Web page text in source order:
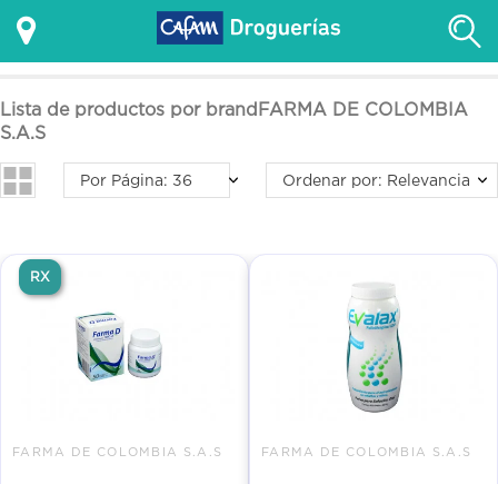
Lista de productos por brandFARMA DE COLOMBIA
S.A.S
Por Página: 36 Ordenar por: Relevancia
FARMA DE COLOMBIA S.A.S
RX
FARMA DE COLOMBIA S.A.S